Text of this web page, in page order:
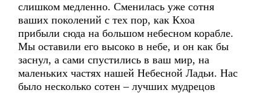
слишком медленно. Сменилась уже сотня
ваших поколений с тех пор, как Кхоа
прибыли сюда на большом небесном корабле.
Мы оставили его высоко в небе, и он как бы
заснул, а сами спустились в ваш мир, на
маленьких частях нашей Небесной Ладьи. Нас
было несколько сотен – лучших мудрецов